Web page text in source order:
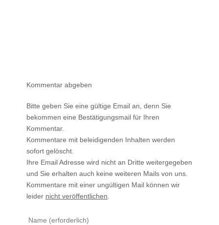
Kommentar abgeben
Bitte geben Sie eine gültige Email an, denn Sie
bekommen eine Bestätigungsmail für Ihren
Kommentar.
Kommentare mit beleidigenden Inhalten werden
sofort gelöscht.
Ihre Email Adresse wird nicht an Dritte weitergegeben
und Sie erhalten auch keine weiteren Mails von uns.
Kommentare mit einer ungültigen Mail können wir
leider nicht veröffentlichen